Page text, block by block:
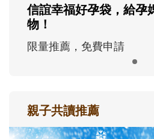
信誼幸福好孕袋，給孕
物！
限量推薦，免費申請
親子共讀推薦